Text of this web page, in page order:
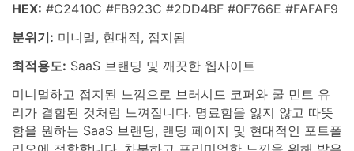
HEX: #C2410C #FB923C #2DD4BF #0F766E #FAFAF9
분위기: 미니멀, 현대적, 접지됨
최적용도: SaaS 브랜딩 및 깨끗한 웹사이트
미니멀하고 접지된 느낌으로 브러시드 코퍼와 쿨 민트 유
리가 결합된 것처럼 느껴집니다. 명료함을 잃지 않고 따뜻
함을 원하는 SaaS 브랜딩, 랜딩 페이지 및 현대적인 포트폴